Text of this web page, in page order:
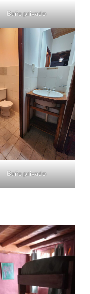
Baño privado
Baño privado